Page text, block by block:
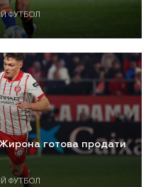
ФУТБОЛ
готова продати
ФУТБОЛ